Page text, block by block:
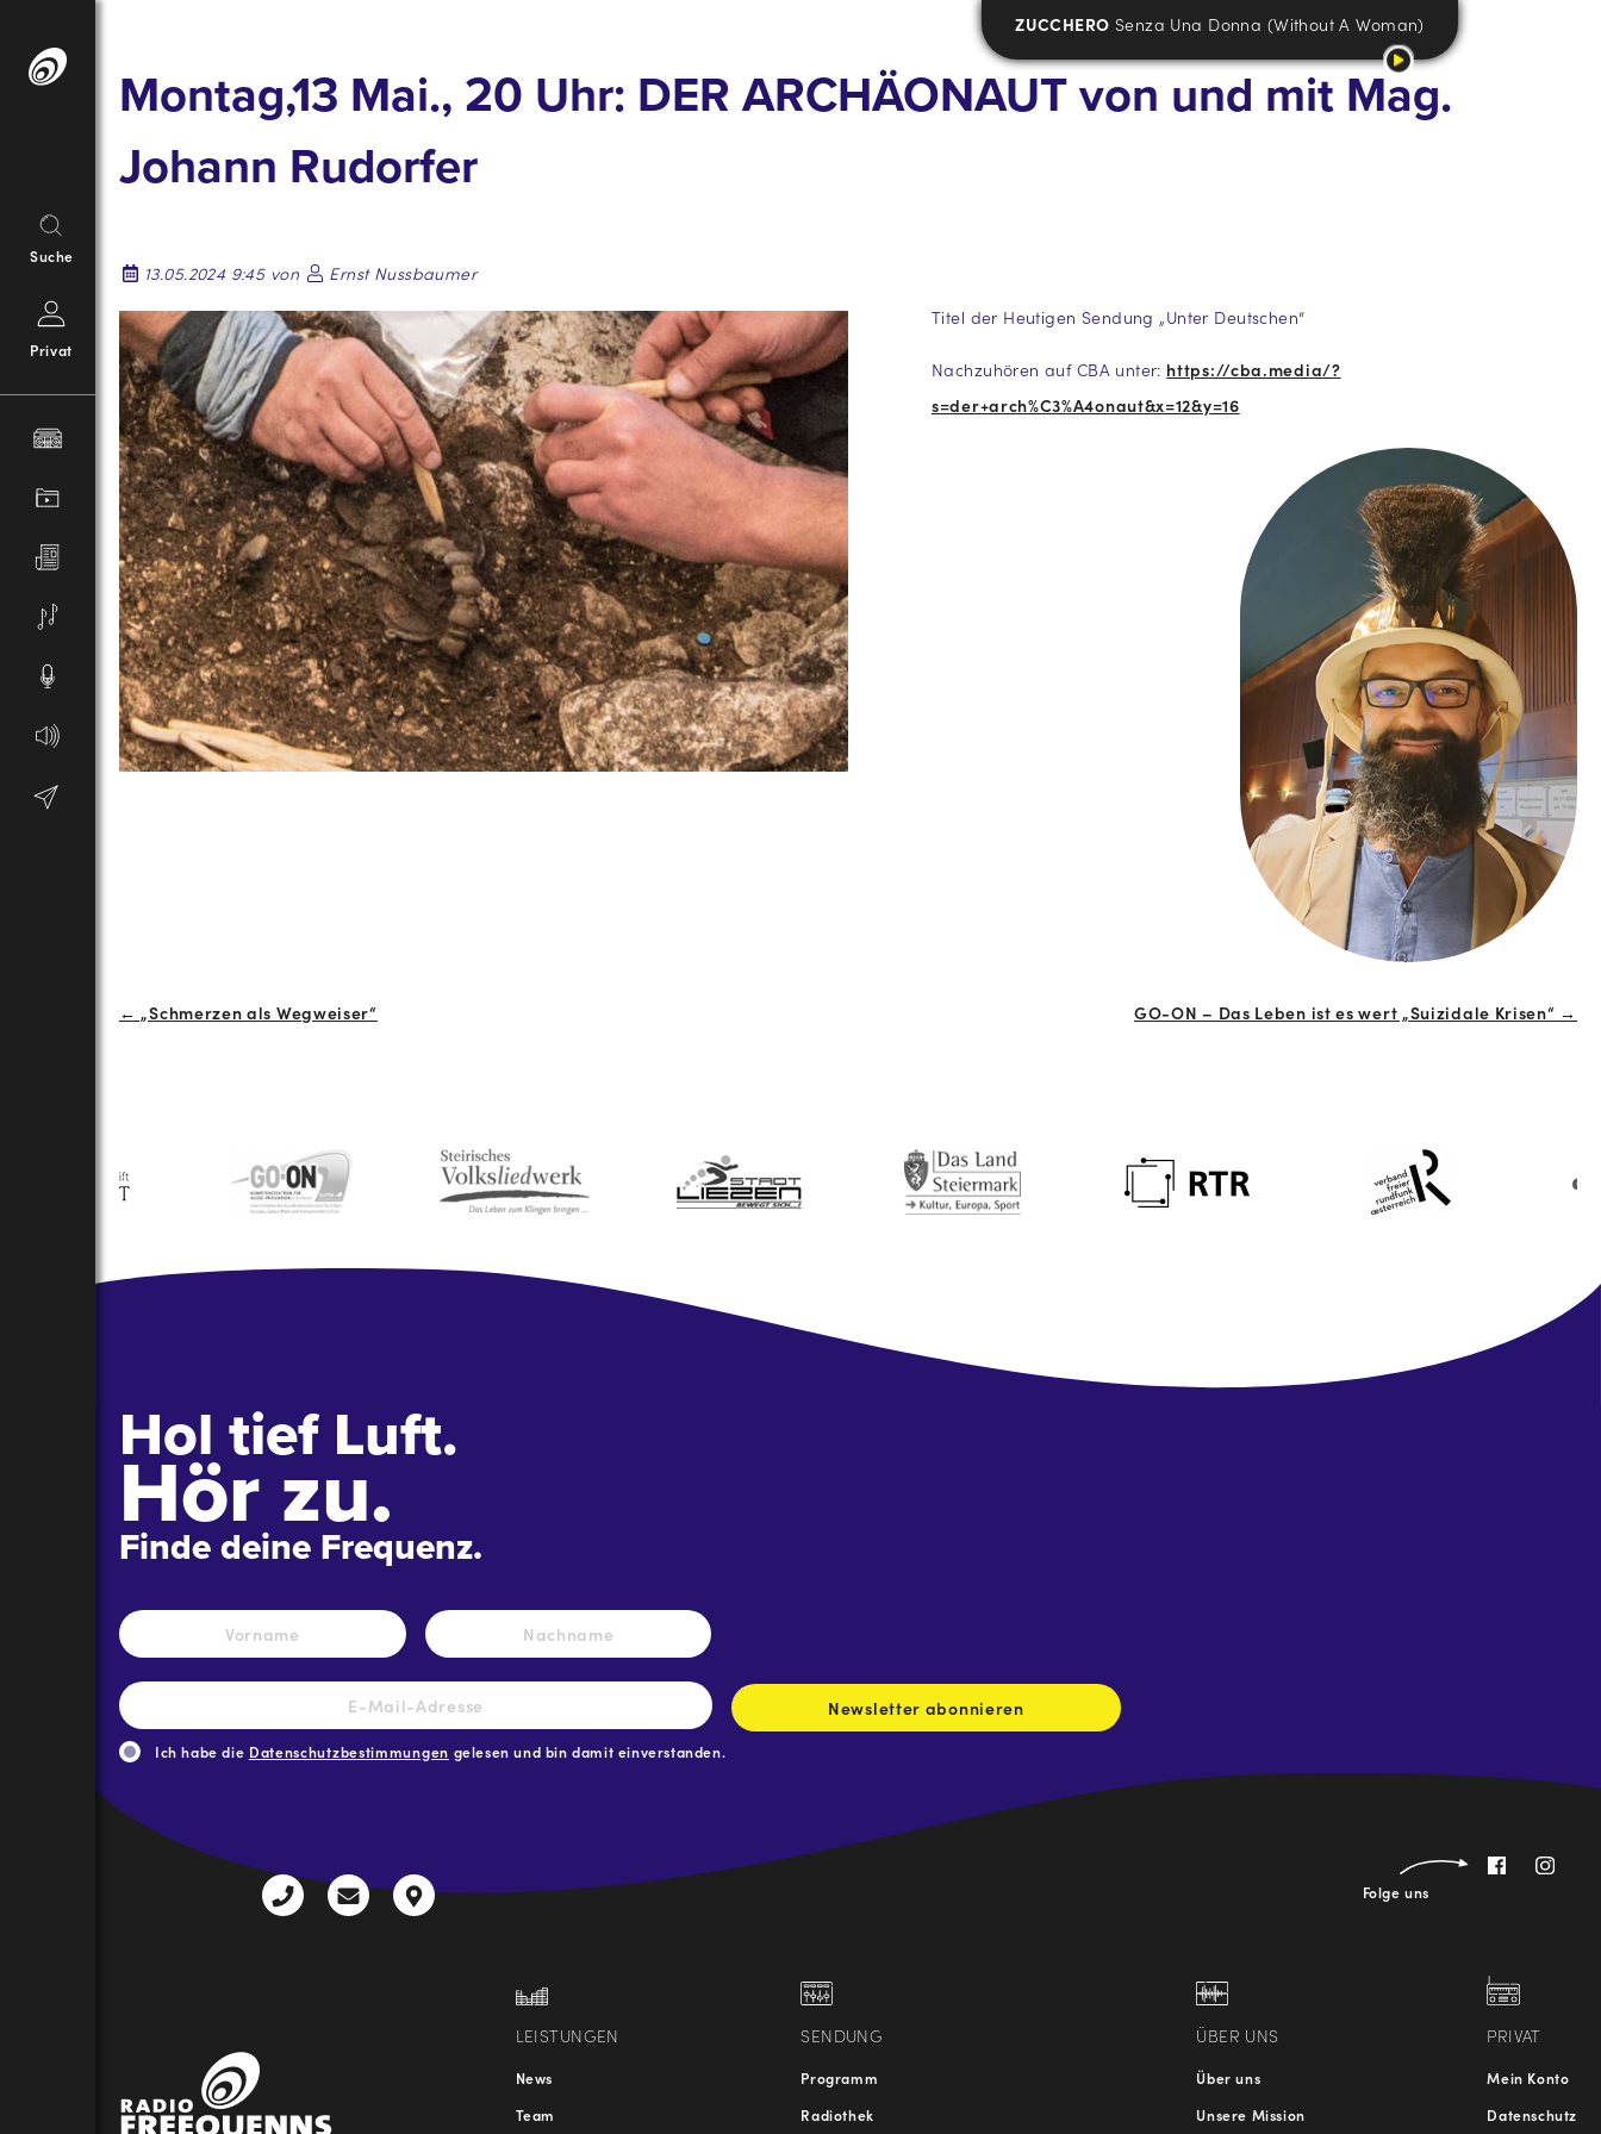
Inhalt
Suche
Privat
ZUCCHERO Senza Una Donna (Without A Woman)
Montag,13 Mai., 20 Uhr: DER ARCHÄONAUT von und mit Mag.
Johann Rudorfer
13.05.2024 9:45 von
Ernst Nussbaumer
Titel der Heutigen Sendung „Unter Deutschen“
Nachzuhören auf CBA unter: https://cba.media/?
s=der+arch%C3%A4onaut&x=12&y=16
← „Schmerzen als Wegweiser“ GO-ON – Das Leben ist es wert „Suizidale Krisen“ →
Hol tief Luft.
Hör zu.
Finde deine Frequenz.
Name *
Vorname Nachname
E-
Mail-
Adresse *
Newsletter abonnieren
Ich habe die Datenschutzbestimmungen gelesen und bin damit einverstanden.
Folge uns
+43
radio@freequenns.at
Kulturhausstraße
LEISTUNGEN
News
Team
SENDUNG
Programm
Radiothek
ÜBER UNS
Über uns
Unsere Mission
PRIVAT
Mein Konto
Datenschutz